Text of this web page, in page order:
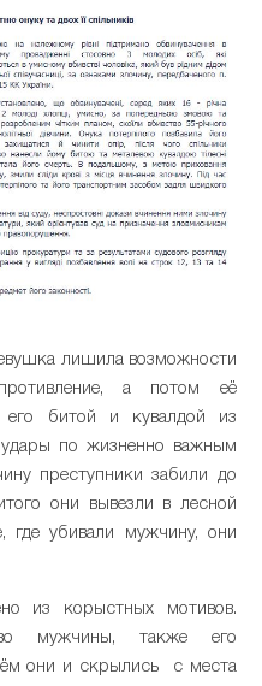
лишила возможности
а потом её
его битой и кувалдой из
удары по жизненно важным
преступники забили до
они вывезли в лесной
где убивали мужчину, они
из корыстных мотивов.
мужчины, также его
они и скрылись с места